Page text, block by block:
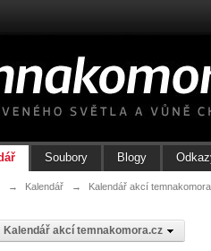
Soubory Blogy
→ Kalendář → Kalendář akcí
Kalendář akcí temnakomora.cz